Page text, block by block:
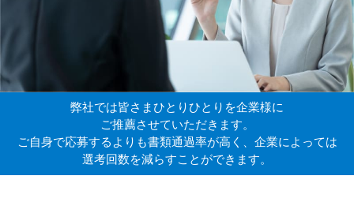
弊社では皆さまひとりひとりを企業様に
ご推薦させていただきます。
ご自身で応募するよりも書類通過率が高く、企業によっては
選考回数を減らすことができます。